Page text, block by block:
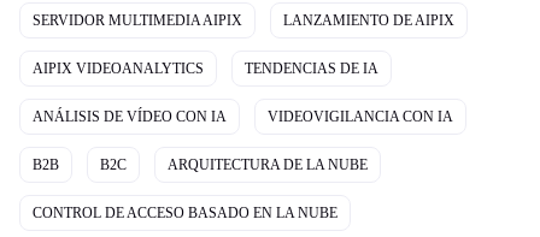
SERVIDOR MULTIMEDIA AIPIX LANZAMIENTO DE AIPIX
AIPIX VIDEOANALYTICS TENDENCIAS DE IA
ANÁLISIS DE VÍDEO CON IA VIDEOVIGILANCIA CON IA
B2B B2C ARQUITECTURA DE LA NUBE
CONTROL DE ACCESO BASADO EN LA NUBE